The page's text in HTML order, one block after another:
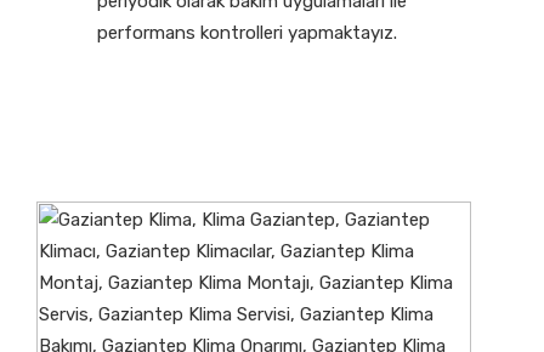
performans kontrolleri yapmaktayız.